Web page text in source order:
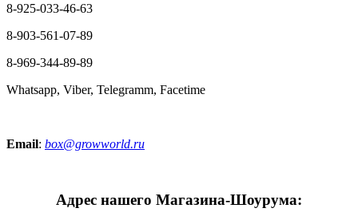
8-925-033-46-63
8-903-561-07-89
8-969-344-89-89
Whatsapp, Viber, Telegramm, Facetime
Email: box@growworld.ru
Адрес нашего Магазина-Шоурума: